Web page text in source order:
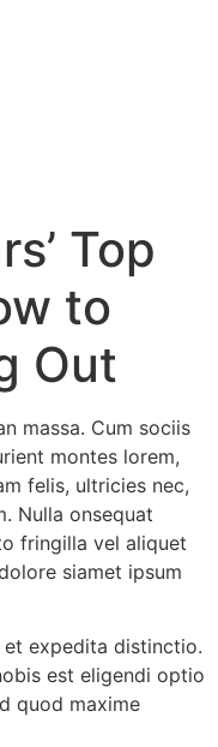
Top
to
Out
massa. Cum sociis
montes lorem,
felis, ultricies nec,
Nulla onsequat
fringilla vel aliquet
siamet ipsum
expedita distinctio.
est eligendi optio
quod maxime